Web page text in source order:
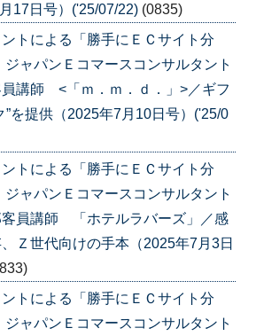
17日号）('25/07/22) (0835)
ントによる「勝手にＥＣサイト分
ャパンＥコマースコンサルタント
講師 <「ｍ．ｍ．ｄ．」>／ギフ
”を提供（2025年7月10日号）('25/0
ントによる「勝手にＥＣサイト分
ャパンＥコマースコンサルタント
員講師 「ホテルラバーズ」／感
Ｚ世代向けの手本（2025年7月3日
ントによる「勝手にＥＣサイト分
ャパンＥコマースコンサルタント